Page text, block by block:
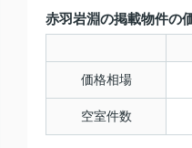
赤羽岩淵の掲載物件の
価格相場
空室件数